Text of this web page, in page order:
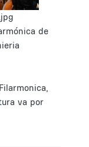
de
va por